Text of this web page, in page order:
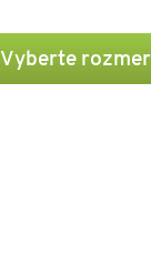
Vyberte rozmer